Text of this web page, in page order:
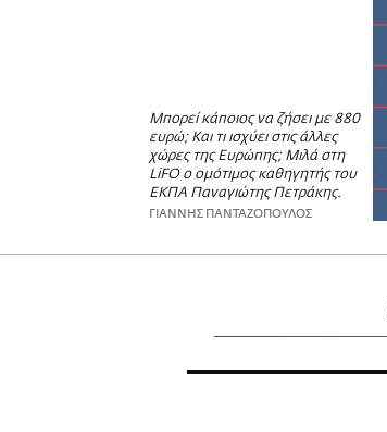
Μπορεί κάποιος να ζήσει με 880
ευρώ; Και τι ισχύει στις άλλες
χώρες της Ευρώπης; Μιλά στη
LiFO o ομότιμος καθηγητής του
ΕΚΠΑ Παναγιώτης Πετράκης.
ΓΙΑΝΝΗΣ ΠΑΝΤΑΖΟΠΟΥΛΟΣ